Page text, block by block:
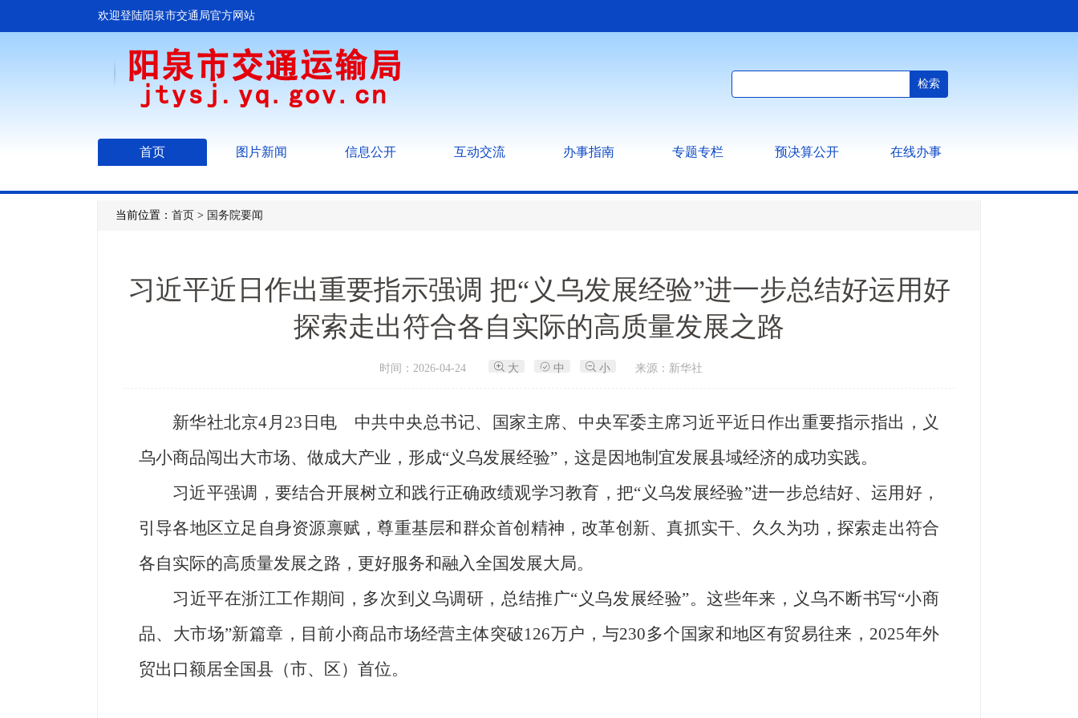
欢迎登陆阳泉市交通局官方网站
首页 图片新闻 信息公开 互动交流 办事指南 专题专栏 预决算公开 在线办事
当前位置： 首页 > 国务院要闻
习近平近日作出重要指示强调 把“义乌发展经验”进一步总结好运用好
探索走出符合各自实际的高质量发展之路
时间：2026-04-24 大 中 小 来源：新华社
新华社北京4月23日电 中共中央总书记、国家主席、中央军委主席习近平近日作出重要指示指出，义
乌小商品闯出大市场、做成大产业，形成“义乌发展经验”，这是因地制宜发展县域经济的成功实践。
习近平强调，要结合开展树立和践行正确政绩观学习教育，把“义乌发展经验”进一步总结好、运用好，
引导各地区立足自身资源禀赋，尊重基层和群众首创精神，改革创新、真抓实干、久久为功，探索走出符合
各自实际的高质量发展之路，更好服务和融入全国发展大局。
习近平在浙江工作期间，多次到义乌调研，总结推广“义乌发展经验”。这些年来，义乌不断书写“小商
品、大市场”新篇章，目前小商品市场经营主体突破126万户，与230多个国家和地区有贸易往来，2025年外
贸出口额居全国县（市、区）首位。